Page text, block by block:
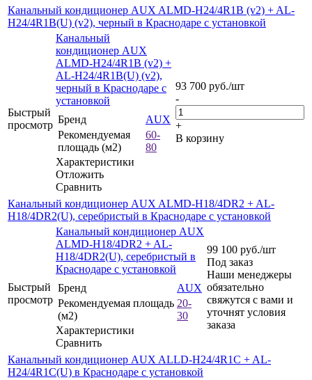
Канальный кондиционер AUX ALMD-H24/4R1B (v2) + AL-
H24/4R1B(U) (v2), черный в Краснодаре с установкой
Быстрый
просмотр
Канальный
кондиционер AUX
ALMD-H24/4R1B (v2) +
AL-H24/4R1B(U) (v2),
черный в Краснодаре с
установкой
Бренд
AUX
Рекомендуемая
площадь (м2)
60-
80
Характеристики
Отложить
Сравнить
93 700 руб./шт
-
+
В корзину
Канальный кондиционер AUX ALMD-H18/4DR2 + AL-
H18/4DR2(U), серебристый в Краснодаре с установкой
Быстрый
просмотр
Канальный кондиционер AUX
ALMD-H18/4DR2 + AL-
H18/4DR2(U), серебристый в
Краснодаре с установкой
Бренд
AUX
Рекомендуемая площадь
(м2)
20-
30
Характеристики
Сравнить
99 100 руб./шт
Под заказ
Наши менеджеры
обязательно
свяжутся с вами и
уточнят условия
заказа
Канальный кондиционер AUX ALLD-H24/4R1C + AL-
H24/4R1C(U) в Краснодаре с установкой